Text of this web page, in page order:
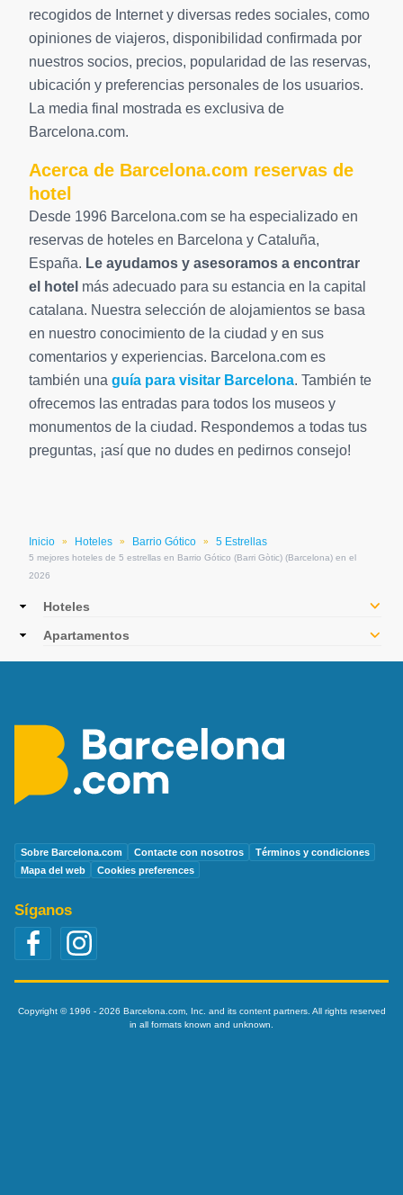
Inicio » Hoteles » Barrio Gótico » 5 Estrellas
5 mejores hoteles de 5 estrellas en Barrio Gótico (Barri Gòtic) (Barcelona) en el
2026
recogidos de Internet y diversas redes sociales, como
opiniones de viajeros, disponibilidad confirmada por
nuestros socios, precios, popularidad de las reservas,
ubicación y preferencias personales de los usuarios.
La media final mostrada es exclusiva de
Barcelona.com.
Acerca de Barcelona.com reservas de
hotel
Desde 1996 Barcelona.com se ha especializado en
reservas de hoteles en Barcelona y Cataluña,
España. Le ayudamos y asesoramos a encontrar
el hotel más adecuado para su estancia en la capital
catalana. Nuestra selección de alojamientos se basa
en nuestro conocimiento de la ciudad y en sus
comentarios y experiencias. Barcelona.com es
también una guía para visitar Barcelona. También te
ofrecemos las entradas para todos los museos y
monumentos de la ciudad. Respondemos a todas tus
preguntas, ¡así que no dudes en pedirnos consejo!
MainHoteles
Apartamentos
Sobre Barcelona.com Contacte con nosotros
Términos y condiciones
Mapa del web
Cookies preferences
Síganos
Copyright © 1996 - 2026 Barcelona.com, Inc. and its content partners. All rights reserved
in all formats known and unknown.